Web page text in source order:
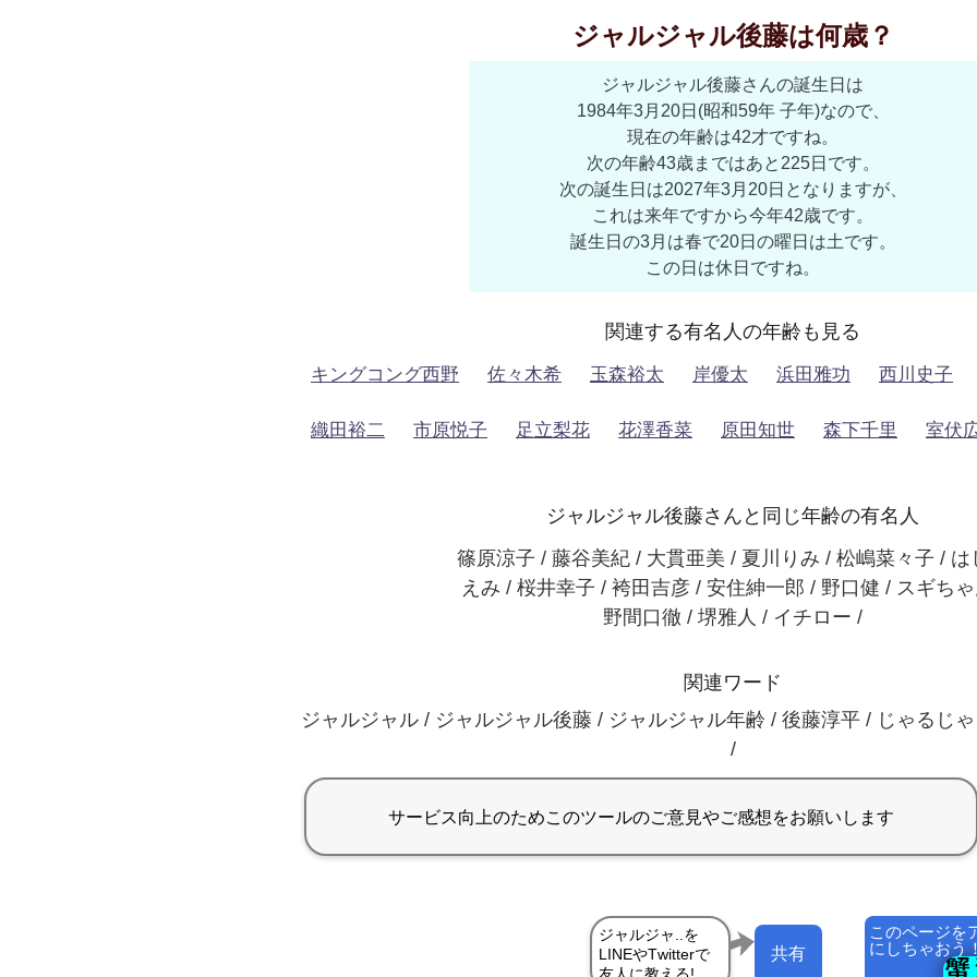
ジャルジャル後藤は何歳？
ジャルジャル後藤さんの誕生日は
1984年3月20日(昭和59年 子年)なので、
現在の年齢は42才ですね。
次の年齢43歳まではあと225日です。
次の誕生日は2027年3月20日となりますが、
これは来年ですから今年42歳です。
誕生日の3月は春で20日の曜日は土です。
この日は休日ですね。
関連する有名人の年齢も見る
キングコング西野 佐々木希 玉森裕太 岸優太 浜田雅功 西川史子
織田裕二 市原悦子 足立梨花 花澤香菜 原田知世 森下千里 室伏
ジャルジャル後藤さんと同じ年齢の有名人
篠原涼子 / 藤谷美紀 / 大貫亜美 / 夏川りみ / 松嶋菜々子 / は
えみ / 桜井幸子 / 袴田吉彦 / 安住紳一郎 / 野口健 / スギち
野間口徹 / 堺雅人 / イチロー /
関連ワード
ジャルジャル / ジャルジャル後藤 / ジャルジャル年齢 / 後藤淳平 / じゃるじ
/
このページを
にしちゃおう
共有